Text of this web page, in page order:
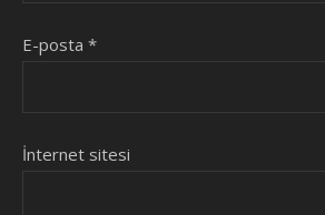
E-posta *
İnternet sitesi